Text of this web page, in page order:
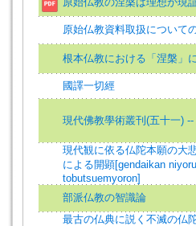
原始仏教資料取扱について
根本仏教における「涅槃」
國譯一切經
現代佛教學術叢刊(五十一)
現代観に依る仏陀本願の大
による開顕[gendaikan
tobutsuemyoron]
部派仏教の智識論
最古の仏典に説く不滅の仏